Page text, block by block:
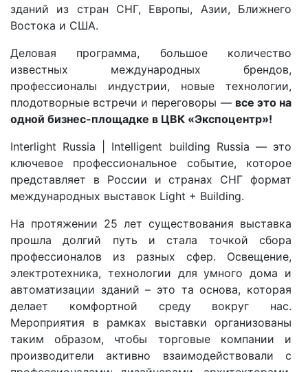
зданий из стран СНГ, Европы, Азии, Ближнего
Востока и США.
Деловая программа, большое количество
известных международных брендов,
профессионалы индустрии, новые технологии,
плодотворные встречи и переговоры — все это на
одной бизнес-площадке в ЦВК «Экспоцентр»!
Interlight Russia | Intelligent building Russia — это
ключевое профессиональное событие, которое
представляет в России и странах СНГ формат
международных выставок Light + Building.
На протяжении 25 лет существования выставка
прошла долгий путь и стала точкой сбора
профессионалов из разных сфер. Освещение,
электротехника, технологии для умного дома и
автоматизации зданий – это та основа, которая
делает комфортной среду вокруг нас.
Мероприятия в рамках выставки организованы
таким образом, чтобы торговые компании и
производители активно взаимодействовали с